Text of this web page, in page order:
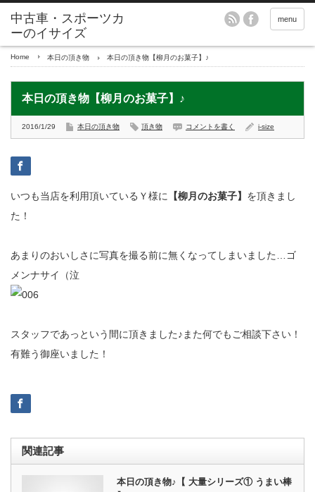
menu
Home 本日の頂き物 本日の頂き物【柳月のお菓子】♪
本日の頂き物【柳月のお菓子】♪
2016/1/29 本日の頂き物 頂き物 コメントを書く i-size
いつも当店を利用頂いているＹ様に 【柳月のお菓子】 を頂きまし
た！
あまりのおいしさに写真を撮る前に無くなってしまいました…ゴ
メンナサイ（泣
スタッフであっという間に頂きました♪また何でもご相談下さい！
有難う御座いました！
関連記事
本日の頂き物♪【 大量シリーズ① うまい棒